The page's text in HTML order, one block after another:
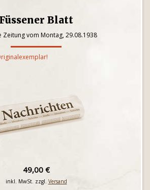
Blatt
Zeitung vom Montag, 29.08.1938
49,00 €
inkl. MwSt. zzgl. Versand